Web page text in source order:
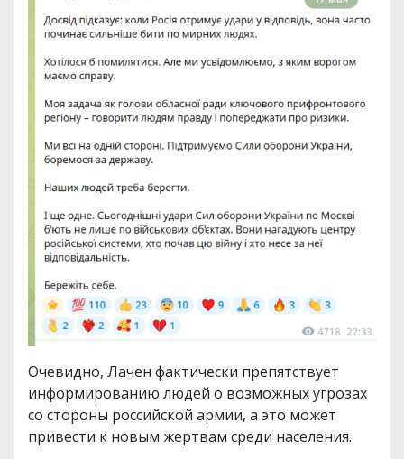
Очевидно, Лачен фактически препятствует
информированию людей о возможных угрозах
со стороны российской армии, а это может
привести к новым жертвам среди населения.